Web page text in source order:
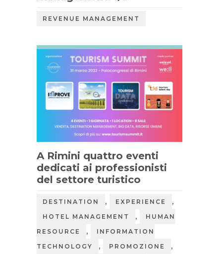
REVENUE MANAGEMENT
A Rimini quattro eventi
dedicati ai professionisti
del settore turistico
DESTINATION , EXPERIENCE ,
HOTEL MANAGEMENT ,
HUMAN
RESOURCE
,
INFORMATION
TECHNOLOGY
, PROMOZIONE ,